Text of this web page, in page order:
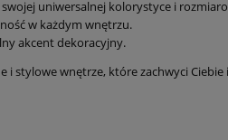
uniwersalnej kolorystyce i
w każdym wnętrzu.
akcent dekoracyjny.
stylowe wnętrze, które zachwyci Ciebie